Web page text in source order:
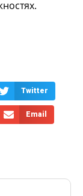
Twitter
Email